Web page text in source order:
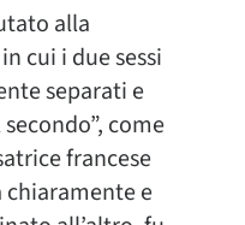
alla
cui i due sessi
separati e
come
francese
chiaramente e